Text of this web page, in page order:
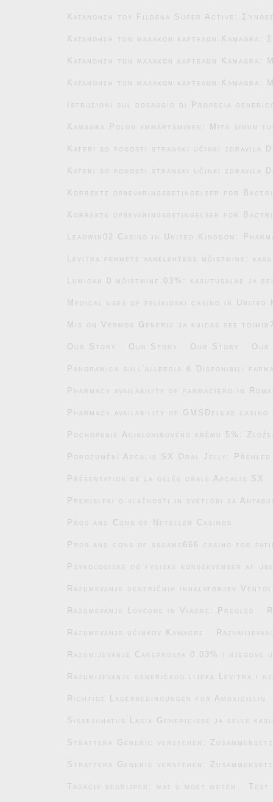
Κατανόηση του Fildena Super Active:
Κατανόηση των μαλακών καρτελών Kamagra:
Κατανόηση των μαλακών καρτελών Kamagra:
Κατανόηση των μαλακών καρτελών Kamagra:
Istruzioni sul dosaggio di Propecia
Kamagra Polon ymmärtäminen: Mitä sinun
Kateri so pogosti stranski učinki zdravila
Kateri so pogosti stranski učinki zdravila
Korrekte opbevaringsbetingelser for
Korrekte opbevaringsbetingelser for
Leaowin02 Casino in United Kingdom:
Levitra pehmete vahelehtede mõistmine:
Lumigan 0 mõistmine.03%: kasutusalad ja
Medical uses of pelikioski casino in United
Mis on Vermox Generic ja kuidas see
Our Story Our Story Our Story Our
Panoramica sull’allergia & Disponibili
Pharmacy availability of farmaciero in
Pharmacy availability of GMSDeluxe
Pochopenie Aciklovirového krému 5%:
Porozumění Apcalis SX Oral Jelly: Přehled
Présentation de la gelée orale Apcalis SX
Premisleki o vlažnosti in svetlobi za
Pros and Cons of Neteller Casinos
Pros and cons of ssgame666 casino for
Psykologiske og fysiske konsekvenser af
Razumevanje generičnih inhalatorjev
Razumevanje Lovegre in Viagre: Pregled
Razumevanje učinkov Kamagre
Razumijevanje Careprosta 0.03% i njegove
Razumijevanje generičkog lijeka Levitra i
Richtige Lagerbedingungen für Amoxicillin
Sissejuhatus Lasix Genericisse ja selle
Strattera Generic verstehen:
Strattera Generic verstehen:
Tadacip begrijpen: wat u moet weten Test